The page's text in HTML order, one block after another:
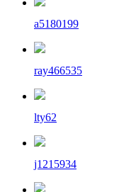
a5180199
ray466535
lty62
j1215934